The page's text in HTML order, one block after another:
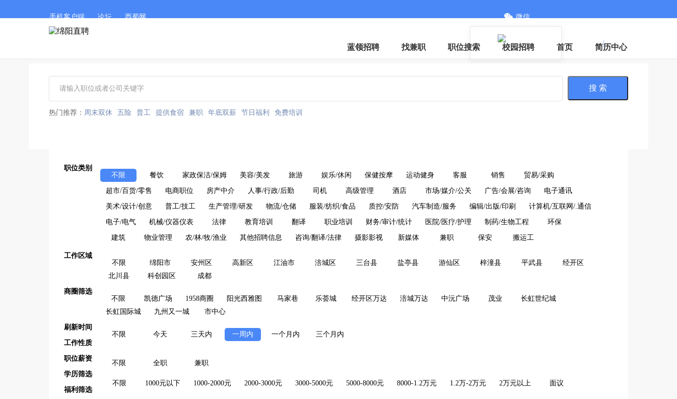
手机客户端 论坛 西蜀网 微信
登录|注册
蓝领招聘 找兼职 职位搜索 校园招聘 首页 简历中心
搜 索
热门推荐： 周末双休 五险 普工 提供食宿 兼职 年底双薪 节日福利 免费培训
职位类别
不限
餐饮 家政保洁/保姆 美容/美发 旅游 娱乐/休闲 保健按摩 运动健身 客服 销售 贸易/采购
超市/百货/零售 电商职位 房产中介 人事/行政/后勤 司机 高级管理 酒店 市场/媒介/公关 广告/会展/咨询 电子通讯
美术/设计/创意 普工/技工 生产管理/研发 物流/仓储 服装/纺织/食品 质控/安防 汽车制造/服务 编辑/出版/印刷 计算机/互联网/.通信
电子/电气 机械/仪器仪表 法律 教育培训 翻译 职业培训 财务/审计/统计 医院/医疗/护理 制药/生物工程 环保
建筑 物业管理 农/林/牧/渔业 其他招聘信息 咨询/翻译/法律 摄影影视 新媒体 兼职 保安 搬运工
工作区域
不限
绵阳市 安州区 高新区 江油市 涪城区 三台县 盐亭县 游仙区 梓潼县 平武县
经开区
北川县
科创园区 成都
商圈筛选
不限
凯德广场 1958商圈 阳光西雅图 马家巷 乐荟城 经开区万达 涪城万达 中沅广场 茂业
长虹世纪城
长虹国际城
九州又一城 市中心
刷新时间
不限
今天 三天内 一周内 一个月内
三个月内
工作性质
不限 全职 兼职
职位薪资
不限 1000元以下 1000-2000元 2000-3000元 3000-5000元 5000-8000元 8000-1.2万元 1.2万-2万元 2万元以上 面议
学历筛选
福利筛选